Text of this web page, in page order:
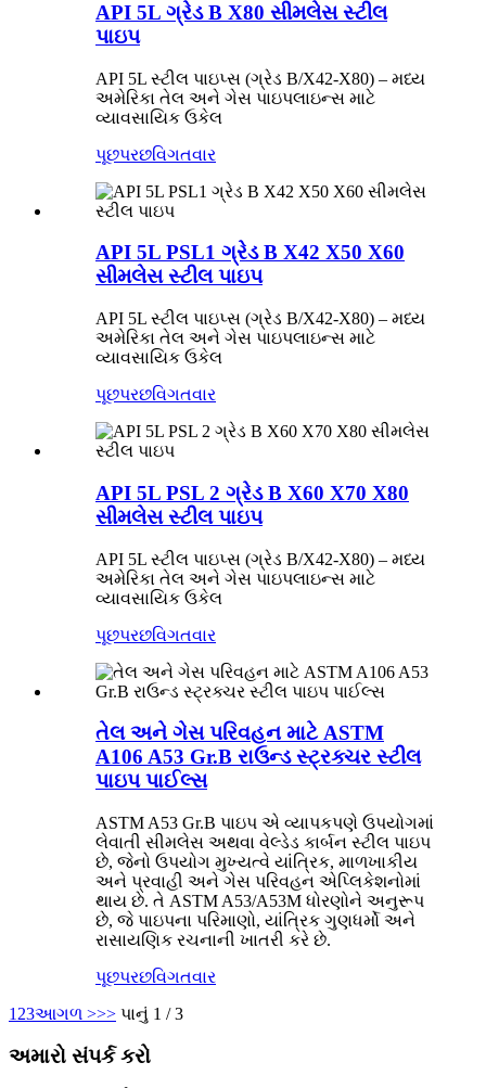
API 5L ગ્રેડ B X80 સીમલેસ સ્ટીલ
પાઇપ
API 5L સ્ટીલ પાઇપ્સ (ગ્રેડ B/X42-X80) – મધ્ય
અમેરિકા તેલ અને ગેસ પાઇપલાઇન્સ માટે
વ્યાવસાયિક ઉકેલ
પૂછપરછવિગતવાર
API 5L PSL1 ગ્રેડ B X42 X50 X60
સીમલેસ સ્ટીલ પાઇપ
API 5L સ્ટીલ પાઇપ્સ (ગ્રેડ B/X42-X80) – મધ્ય
અમેરિકા તેલ અને ગેસ પાઇપલાઇન્સ માટે
વ્યાવસાયિક ઉકેલ
પૂછપરછવિગતવાર
API 5L PSL 2 ગ્રેડ B X60 X70 X80
સીમલેસ સ્ટીલ પાઇપ
API 5L સ્ટીલ પાઇપ્સ (ગ્રેડ B/X42-X80) – મધ્ય
અમેરિકા તેલ અને ગેસ પાઇપલાઇન્સ માટે
વ્યાવસાયિક ઉકેલ
પૂછપરછવિગતવાર
તેલ અને ગેસ પરિવહન માટે ASTM
A106 A53 Gr.B રાઉન્ડ સ્ટ્રક્ચર સ્ટીલ
પાઇપ પાઈલ્સ
ASTM A53 Gr.B પાઇપ એ વ્યાપકપણે ઉપયોગમાં
લેવાતી સીમલેસ અથવા વેલ્ડેડ કાર્બન સ્ટીલ પાઇપ
છે, જેનો ઉપયોગ મુખ્યત્વે યાંત્રિક, માળખાકીય
અને પ્રવાહી અને ગેસ પરિવહન એપ્લિકેશનોમાં
થાય છે. તે ASTM A53/A53M ધોરણોને અનુરૂપ
છે, જે પાઇપના પરિમાણો, યાંત્રિક ગુણધર્મો અને
રાસાયણિક રચનાની ખાતરી કરે છે.
પૂછપરછવિગતવાર
1 23આગળ >>> પાનું 1 / 3
અમારો સંપર્ક કરો